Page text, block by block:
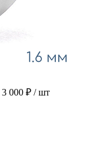
3 000 ₽ / шт